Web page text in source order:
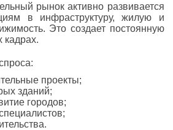
рынок активно развивается
в инфраструктуру, жилую и
Это создает постоянную
кадрах.
проекты;
зданий;
городов;